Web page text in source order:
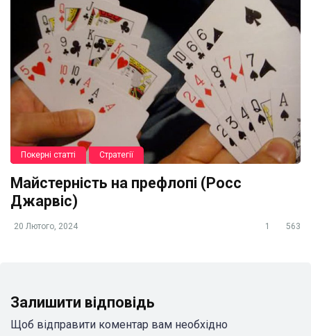
Покерні статті Стратегії
Майстерність на префлопі (Росс
Джарвіс)
20 Лютого, 2024 1 563
Залишити відповідь
Щоб відправити коментар вам необхідно